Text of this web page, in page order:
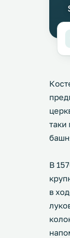
таки
В
в